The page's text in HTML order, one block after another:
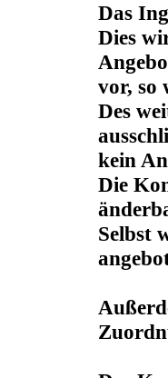
Das
Dies
vor, so
Des
kein
Die
Selbst